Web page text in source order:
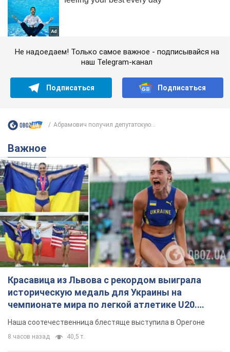
Не надоедаем! Только самое важное - подписывайся на
наш Telegram-канал
Подписаться Подписаться
Абрамович получил депутатскую...
Важное
Красавица из Львова с рекордом выиграла
историческую медаль для Украины на
чемпионате мира по легкой атлетике U20.
Видео
Наша соотечественница блестяще выступила в Орегоне
8 часов назад 40,5 т.